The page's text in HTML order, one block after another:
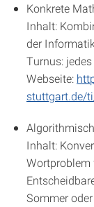
Konkrete
Inhalt:
der
Turnus:
Webseite:
stuttgart.de/
Inhalt:
Wortproblem
Sommer